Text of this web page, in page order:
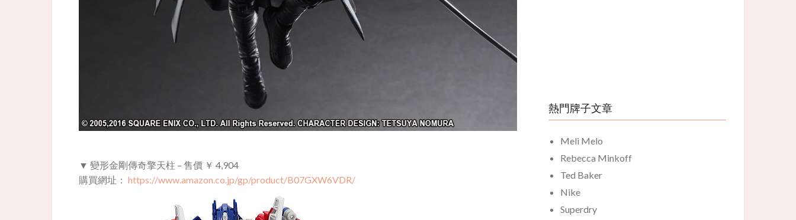
▼ 變形金剛傳奇擎天柱 – 售價 ￥ 4,904
購買網址： https://www.amazon.co.jp/gp/product/B07GXW6VDR/
熱門牌子文章
Meli Melo
Rebecca Minkoff
Ted Baker
Nike
Superdry